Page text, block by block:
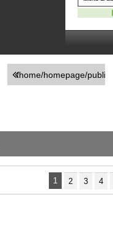
/home/homepage/
1 2 3 4